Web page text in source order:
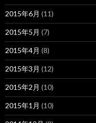
2015年6月 (11)
2015年5月 (7)
2015年4月 (8)
2015年3月 (12)
2015年2月 (10)
2015年1月 (10)